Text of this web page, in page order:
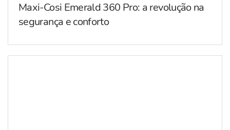
Maxi-Cosi Emerald 360 Pro: a revolução na
segurança e conforto